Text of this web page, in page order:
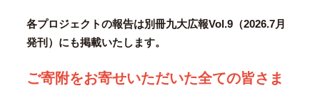
各プロジェクトの報告は別冊九大広報Vol.9（2026.7月
発刊）にも掲載いたします。
ご寄附をお寄せいただいた全ての皆さま